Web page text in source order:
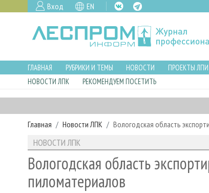
Вход EN
ГЛАВНАЯ РУБРИКИ И ТЕМЫ НОВОСТИ ПРОЕКТЫ ЛПИ
НОВОСТИ ЛПК
РЕКОМЕНДУЕМ ПОСЕТИТЬ
Главная Новости ЛПК Вологодская область
НОВОСТИ ЛПК
Вологодская область
пиломатериалов